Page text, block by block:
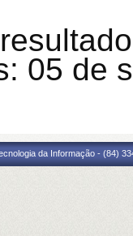
05 de
da Informação - (84)